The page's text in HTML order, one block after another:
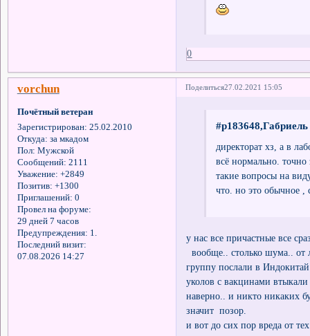
0
Поделиться27.02.2021 15:05
vorchun
Почётный ветеран
Зарегистрирован: 25.02.2010
Откуда: за мкадом
Пол: Мужской
Сообщений: 2111
Уважение: +2849
Позитив: +1300
Приглашений: 0
Провел на форуме:
29 дней 7 часов
Предупреждения: 1.
Последний визит:
07.08.2026 14:27
директорат хз, а в
всё нормально.
такие вопросы на
что. но это обычное ,
у нас все причастные все
вообще.. столько шума.. от
группу послали в
уколов с вакцинами
наверно.. и никто никаких
значит позор.
и вот до сих пор вреда от